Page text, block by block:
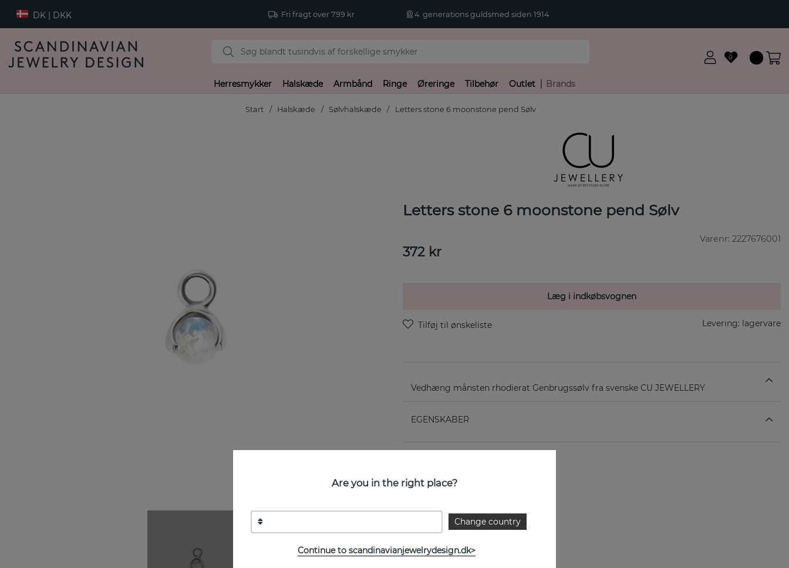
DK | DKK Fri fragt over 799 kr 4. generations guldsmed siden 1914
0
Herresmykker Halskæde Armbånd Ringe Øreringe Tilbehør Outlet Brands
Start Halskæde Sølvhalskæde Letters stone 6 moonstone pend Sølv
Letters stone 6 moonstone pend Sølv
Varenr: 2227676001
372 kr
Læg i indkøbsvognen
Levering: lagervare
Vedhæng månsten rhodierat Genbrugssølv fra svenske CU JEWELLERY
EGENSKABER
Are you in the right place?
Change country
Continue to scandinavianjewelrydesign.dk>